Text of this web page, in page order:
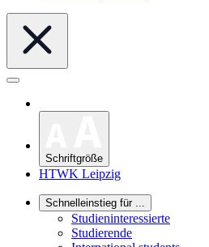
Schriftgröße
HTWK Leipzig
Schnelleinstieg für ...
Studieninteressierte
Studierende